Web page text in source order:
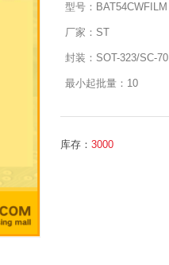
型号： BAT54CWFILM
厂家： ST
封装： SOT-323/SC-70
最小起批量： 10
库存： 3000